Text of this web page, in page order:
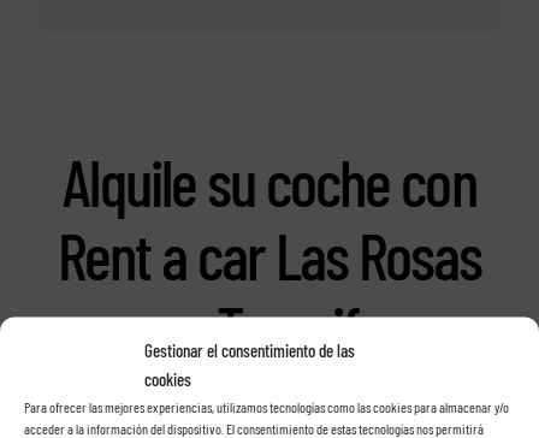
Gestionar el consentimiento de las
cookies
Para ofrecer las mejores experiencias, utilizamos tecnologías como las cookies para almacenar y/o
acceder a la información del dispositivo. El consentimiento de estas tecnologías nos permitirá
Alquile su coche con
Rent a car Las Rosas
en Tenerife